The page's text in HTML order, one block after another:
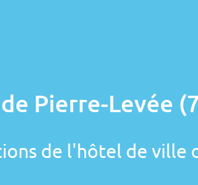
Pierre-Levée
de l'hôtel de ville